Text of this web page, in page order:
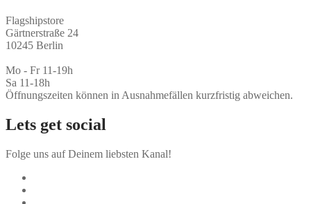
Flagshipstore
Gärtnerstraße 24
10245 Berlin
Mo - Fr 11-19h
Sa 11-18h
Öffnungszeiten können in Ausnahmefällen kurzfristig abweichen.
Lets get social
Folge uns auf Deinem liebsten Kanal!